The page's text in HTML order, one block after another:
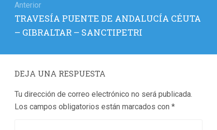
de
entradas
Anterior
Entrada
anterior:
TRAVESÍA PUENTE DE ANDALUCÍA CÉUTA
– GIBRALTAR – SANCTIPETRI
DEJA UNA RESPUESTA
Tu dirección de correo electrónico no será publicada.
Los campos obligatorios están marcados con *